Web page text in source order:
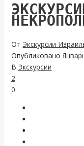
От Экскурсии
Опубликовано
В Экскурсии
2
0